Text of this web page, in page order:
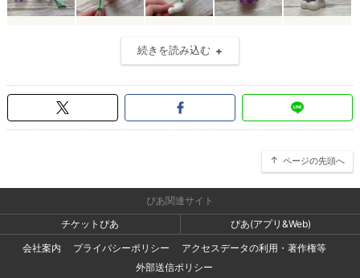
続きを読み込む
ページの先頭へ
ぴあ関連サイト
チケットぴあ
ぴあ(アプリ&Web)
会社案内
プライバシーポリシー
アクセスデータの利用・著作権等
外部送信ポリシー